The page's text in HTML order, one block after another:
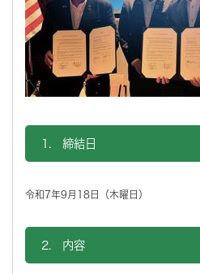
1. 締結日
令和7年9月18日（木曜日）
2. 内容